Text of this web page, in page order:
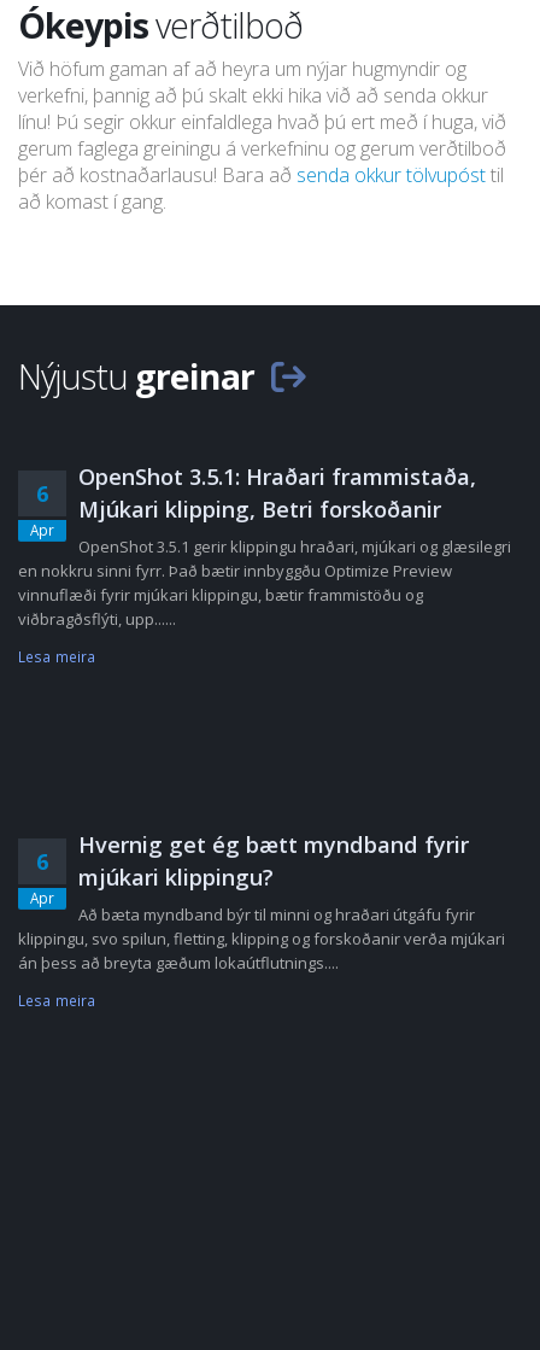
Ókeypisverðtilboð
Við höfum gaman af að heyra um nýjar hugmyndir og
verkefni, þannig að þú skalt ekki hika við að senda okkur
línu! Þú segir okkur einfaldlega hvað þú ert með í huga, við
gerum faglega greiningu á verkefninu og gerum verðtilboð
þér að kostnaðarlausu! Bara að senda okkur tölvupósttil
að komast í gang.
Nýjustu greinar
6
Apr
OpenShot 3.5.1: Hraðari frammistaða,
Mjúkari klipping, Betri forskoðanir
OpenShot 3.5.1 gerir klippingu hraðari, mjúkari og glæsilegri
en nokkru sinni fyrr. Það bætir innbyggðu Optimize Preview
vinnuflæði fyrir mjúkari klippingu, bætir frammistöðu og
viðbragðsflýti, upp......
Lesa meira
6
Apr
Hvernig get ég bætt myndband fyrir
mjúkari klippingu?
Að bæta myndband býr til minni og hraðari útgáfu fyrir
klippingu, svo spilun, fletting, klipping og forskoðanir verða mjúkari
án þess að breyta gæðum lokaútflutnings....
Lesa meira